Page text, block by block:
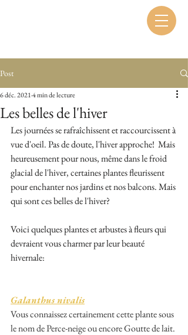
Post
Les belles de l'hiver
6 déc. 20214 min de lecture
Les journées se rafraîchissent et raccourcissent à
vue d'oeil. Pas de doute, l'hiver approche!  Mais
heureusement pour nous, même dans le froid
glacial de l'hiver, certaines plantes fleurissent
pour enchanter nos jardins et nos balcons. Mais
qui sont ces belles de l'hiver?
Voici quelques plantes et arbustes à fleurs qui
devraient vous charmer par leur beauté
hivernale:
Galanthus nivalis
Vous connaissez certainement cette plante sous
le nom de Perce-neige ou encore Goutte de lait.